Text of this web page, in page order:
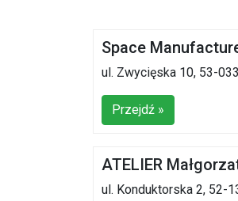
Space
ul. Zwycięska 10, 53-
Przejdź »
ATELIER
ul. Konduktorska 2, 52-